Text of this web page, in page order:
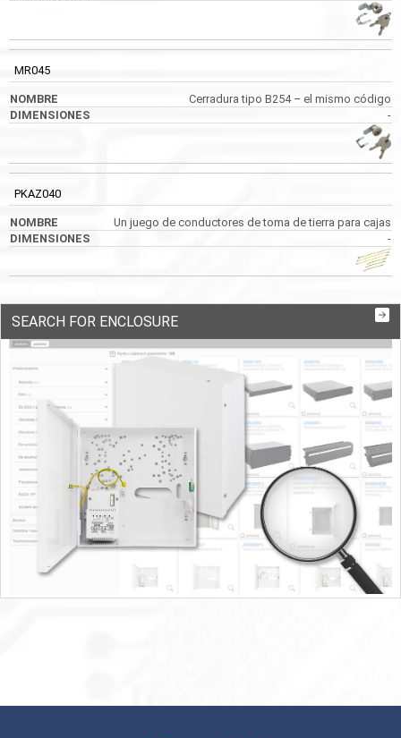
MR045
Cerradura tipo B254 – el mismo código
-
PKAZ040
Un juego de conductores de toma de tierra para cajas
-
SEARCH FOR ENCLOSURE